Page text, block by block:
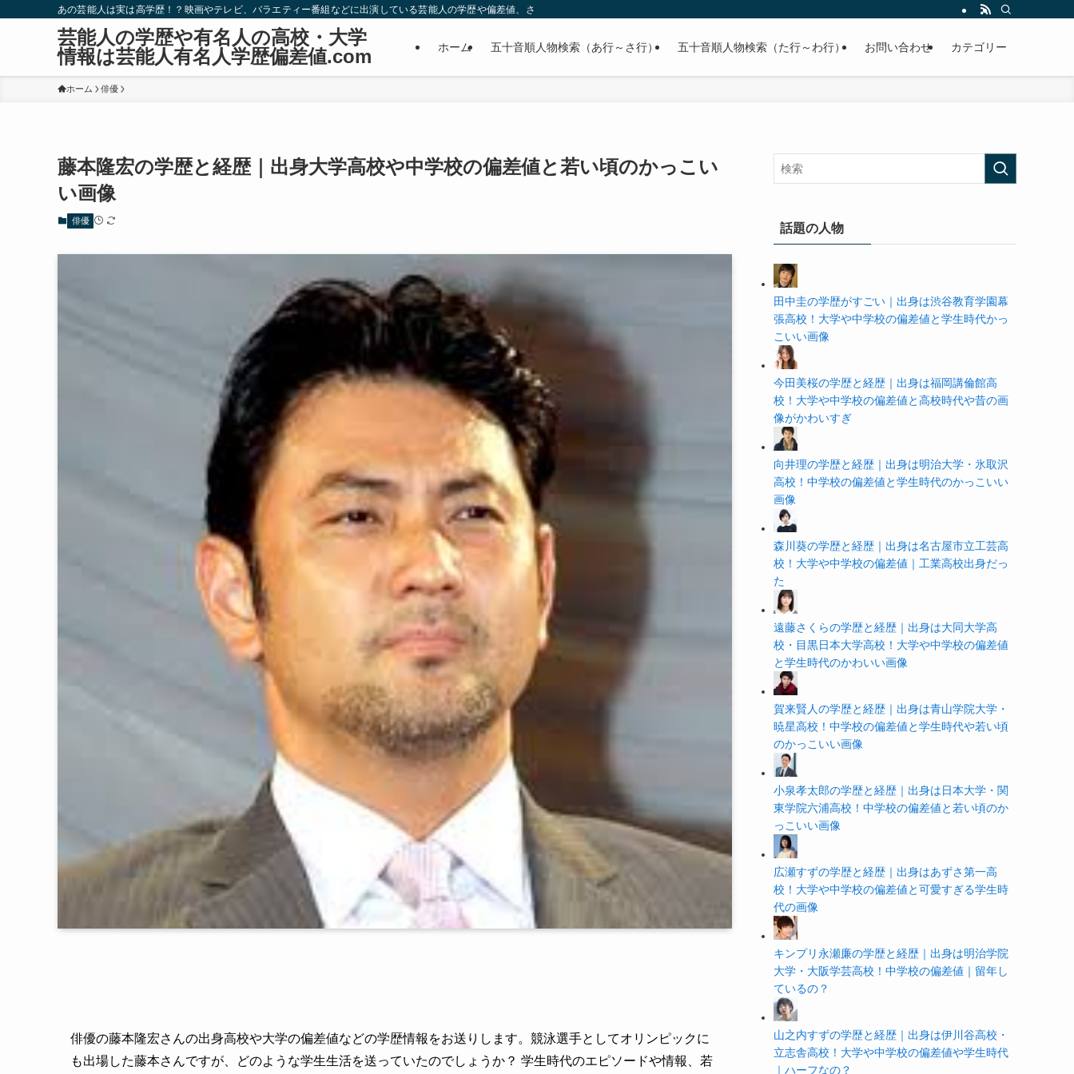
あの芸能人は実は高学歴！？映画やテレビ、バラエティー番組などに出演している芸能人の学歴や偏差値、さらに政治家やスポーツ選手などの有名人の学歴や高校・大学の偏差値まで紹介していきます。
芸能人の学歴や有名人の高校・大学
情報は芸能人有名人学歴偏差値.com
ホーム 五十音順人物検索（あ行～さ行） 五十音順人物検索（た行～わ行） お問い合わせ カテゴリー
ホーム 俳優
藤本隆宏の学歴と経歴｜出身大学高校や中学校の偏差値と若い頃のかっこい
い画像
俳優
俳優の藤本隆宏さんの出身高校や大学の偏差値などの学歴情報をお送りします。競泳選手としてオリンピックに
も出場した藤本さんですが、どのような学生生活を送っていたのでしょうか？ 学生時代のエピソードや情報、若
話題の人物
田中圭の学歴がすごい｜出身は渋谷教育学園幕
張高校！大学や中学校の偏差値と学生時代かっ
こいい画像
今田美桜の学歴と経歴｜出身は福岡講倫館高
校！大学や中学校の偏差値と高校時代や昔の画
像がかわいすぎ
向井理の学歴と経歴｜出身は明治大学・氷取沢
高校！中学校の偏差値と学生時代のかっこいい
画像
森川葵の学歴と経歴｜出身は名古屋市立工芸高
校！大学や中学校の偏差値｜工業高校出身だっ
た
遠藤さくらの学歴と経歴｜出身は大同大学高
校・目黒日本大学高校！大学や中学校の偏差値
と学生時代のかわいい画像
賀来賢人の学歴と経歴｜出身は青山学院大学・
暁星高校！中学校の偏差値と学生時代や若い頃
のかっこいい画像
小泉孝太郎の学歴と経歴｜出身は日本大学・関
東学院六浦高校！中学校の偏差値と若い頃のか
っこいい画像
広瀬すずの学歴と経歴｜出身はあずさ第一高
校！大学や中学校の偏差値と可愛すぎる学生時
代の画像
キンプリ永瀬廉の学歴と経歴｜出身は明治学院
大学・大阪学芸高校！中学校の偏差値｜留年し
ているの？
山之内すずの学歴と経歴｜出身は伊川谷高校・
立志舎高校！大学や中学校の偏差値や学生時代
｜ハーフなの？